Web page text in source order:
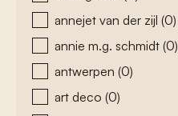
annejet van der zijl (0)
annie m.g. schmidt (0)
antwerpen (0)
art deco (0)